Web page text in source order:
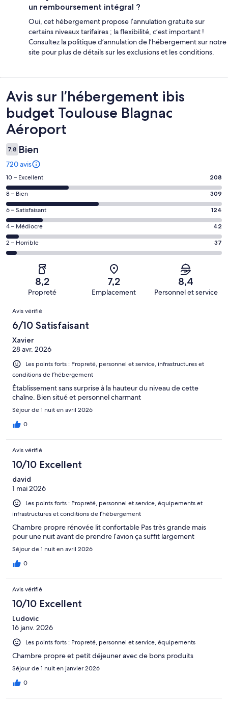
un remboursement intégral ?
Oui, cet hébergement propose l’annulation gratuite sur
certains niveaux tarifaires ; la flexibilité, c’est important !
Consultez la politique d’annulation de l’hébergement sur notre
site pour plus de détails sur les exclusions et les conditions.
Avis
Avis sur l’hébergement ibis
budget Toulouse Blagnac
Aéroport
7,8 Bien
720 avis
Note
des
voyageurs
de 10
(Excellent),
d’après 208 avis
sur 720.
10 – Excellent 208
Note
des
voyageurs
de 8
(Bien),
d’après 309 avis
sur 720.
8 – Bien 309
Note
des
voyageurs
de 6
(Satisfaisant),
d’après 124 avis
6 – Satisfaisant 124
Note
des
voyageurs
(Médiocre),
d’après 42 avis
sur 720.
4 – Médiocre 42
Note
des
voyageurs
(Horrible),
d’après 37 avis
sur 720.
2 – Horrible 37
8,2
Propreté
7,2
Emplacement
8,4
Personnel et service
Avis
Avis vérifié
6/10 Satisfaisant
Xavier
28 avr. 2026
Les points forts : Propreté, personnel et service, infrastructures et
conditions de l’hébergement
Établissement sans surprise à la hauteur du niveau de cette
chaîne. Bien situé et personnel charmant
Séjour de 1 nuit en avril 2026
0
Avis vérifié
10/10 Excellent
david
1 mai 2026
Les points forts : Propreté, personnel et service, équipements et
infrastructures et conditions de l’hébergement
Chambre propre rénovée lit confortable Pas très grande mais
pour une nuit avant de prendre l’avion ça suffit largement
Séjour de 1 nuit en avril 2026
0
Avis vérifié
10/10 Excellent
Ludovic
16 janv. 2026
Les points forts : Propreté, personnel et service, équipements
Chambre propre et petit déjeuner avec de bons produits
Séjour de 1 nuit en janvier 2026
0